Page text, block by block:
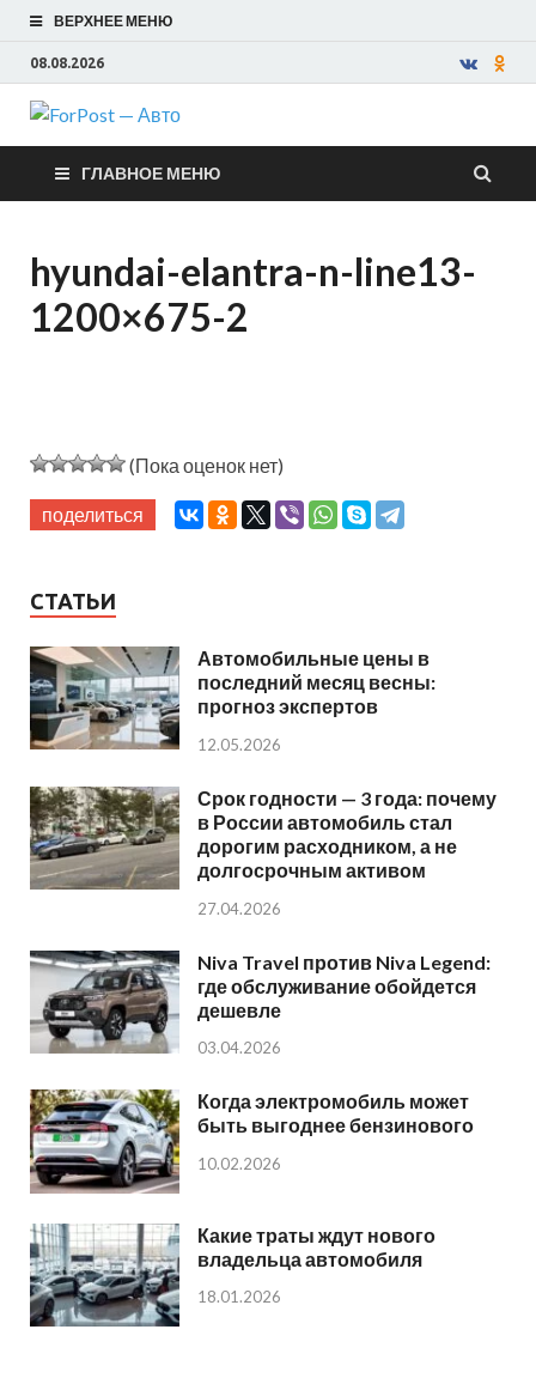
ВЕРХНЕЕ МЕНЮ
08.08.2026
ForPost —
Авто
ГЛАВНОЕ МЕНЮ
hyundai-elantra-n-line13-
1200×675-2
(Пока оценок нет)
поделиться
СТАТЬИ
Автомобильные цены в
последний месяц весны:
прогноз экспертов
12.05.2026
Срок годности — 3 года: почему
в России автомобиль стал
дорогим расходником, а не
долгосрочным активом
27.04.2026
Niva Travel против Niva Legend:
где обслуживание обойдется
дешевле
03.04.2026
Когда электромобиль может
быть выгоднее бензинового
10.02.2026
Какие траты ждут нового
владельца автомобиля
18.01.2026